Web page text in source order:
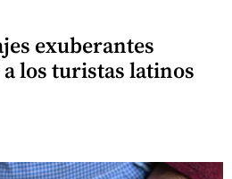
exuberantes
los turistas latinos